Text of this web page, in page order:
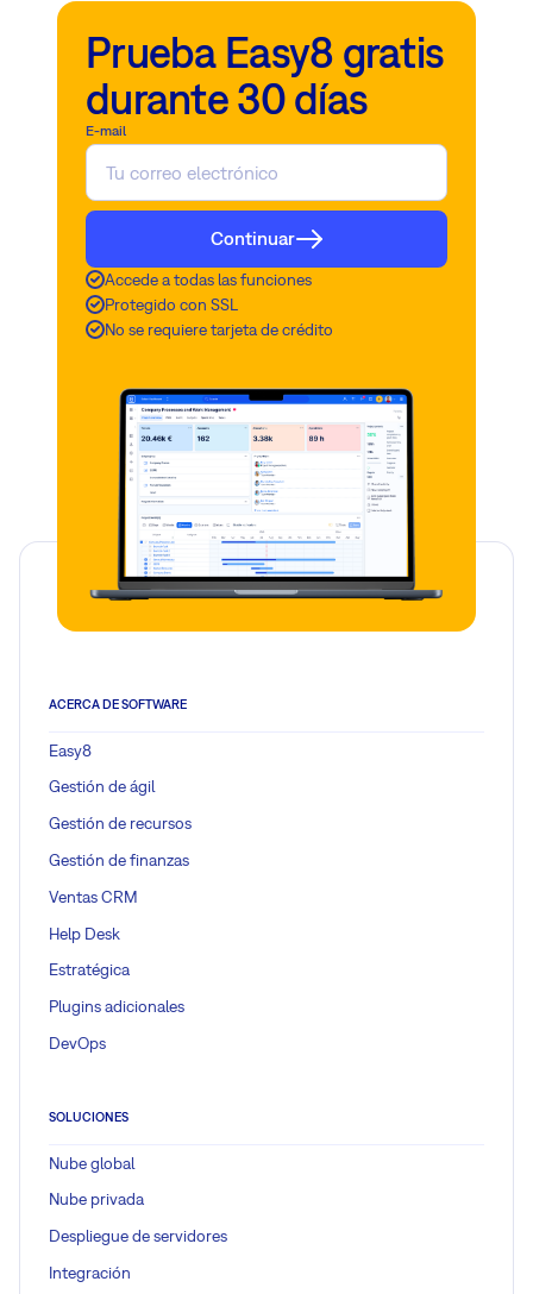
Prueba Easy8 gratis
durante 30 días
E-mail
Continuar
Accede a todas las funciones
Protegido con SSL
No se requiere tarjeta de crédito
ACERCA DE SOFTWARE
Easy8
Gestión de ágil
Gestión de recursos
Gestión de finanzas
Ventas CRM
Help Desk
Estratégica
Plugins adicionales
DevOps
SOLUCIONES
Nube global
Nube privada
Despliegue de servidores
Integración